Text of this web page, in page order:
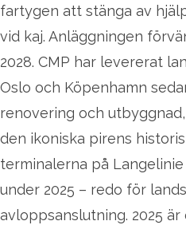
fartygen att stänga av
vid kaj. Anläggningen
2028. CMP har levererat
Oslo och Köpenhamn
renovering och
den ikoniska pirens
terminalerna på
under 2025 – redo för
avloppsanslutning. 2025